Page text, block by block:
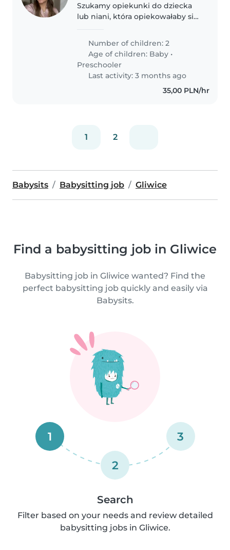
Szukamy opiekunki do dziecka
lub niani, która opiekowałaby się
malutkim niemowlęciem i
energicznym przedszkolakiem.
Nasze dzieci są przyjazne,
figlarne i pełne..
Number of children: 2
Age of children: Baby •
Preschooler
Last activity: 3 months ago
35,00 PLN/hr
1 2
Babysits Babysitting job Gliwice
Find a babysitting job in Gliwice
Babysitting job in Gliwice wanted? Find the
perfect babysitting job quickly and easily via
Babysits.
1
2
3
Search
Filter based on your needs and review detailed
babysitting jobs in Gliwice.